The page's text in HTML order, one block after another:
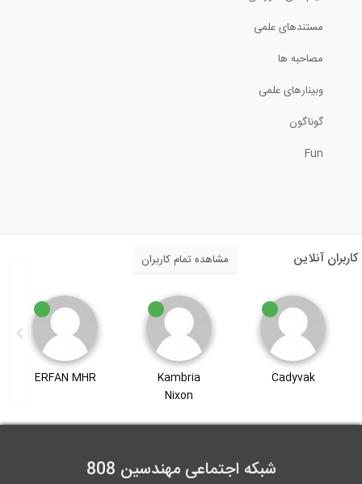
نشست ارائه دستاوردهاي اساتيد و دانش...
مستندهای علمی
مصاحبه ها
وبینارهای علمی
گوناگون
Fun
آنلاین مشاهده تمام کاربران
Cadyvak
Kambria
Nixon
ERFAN MHR
شبکه اجتماعی مهندسین 808